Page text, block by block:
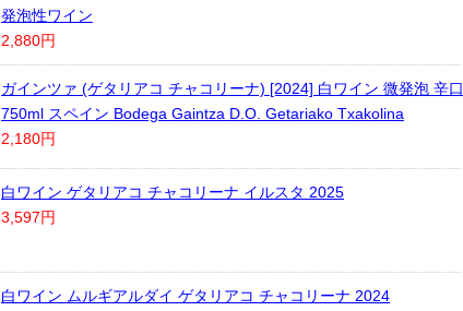
発泡性ワイン
2,880円
ガインツァ (ゲタリアコ チャコリーナ) [2024] 白ワイン 微発泡 辛口
750ml スペイン Bodega Gaintza D.O. Getariako Txakolina
2,180円
白ワイン ゲタリアコ チャコリーナ イルスタ 2025
3,597円
白ワイン ムルギアルダイ ゲタリアコ チャコリーナ 2024